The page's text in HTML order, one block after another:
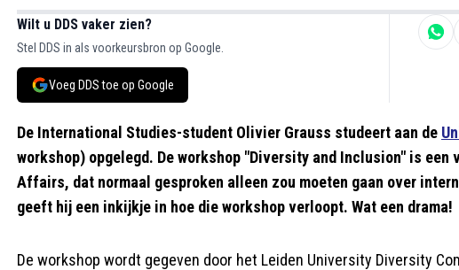
Wilt u DDS vaker zien?
Stel DDS in als voorkeursbron op Google.
Voeg DDS toe op Google
De International Studies-student Olivier Grauss studeert aan de
workshop) opgelegd. De workshop "Diversity and Inclusion" is een
Affairs, dat normaal gesproken alleen zou moeten gaan over
geeft hij een inkijkje in hoe die workshop verloopt. Wat een drama!
De workshop wordt gegeven door het Leiden University Diversity